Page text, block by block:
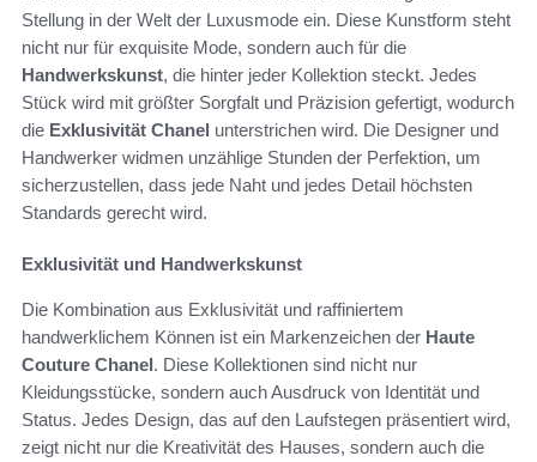
Stellung in der Welt der Luxusmode ein. Diese Kunstform steht
nicht nur für exquisite Mode, sondern auch für die
Handwerkskunst, die hinter jeder Kollektion steckt. Jedes
Stück wird mit größter Sorgfalt und Präzision gefertigt, wodurch
die Exklusivität Chanel unterstrichen wird. Die Designer und
Handwerker widmen unzählige Stunden der Perfektion, um
sicherzustellen, dass jede Naht und jedes Detail höchsten
Standards gerecht wird.
Exklusivität und Handwerkskunst
Die Kombination aus Exklusivität und raffiniertem
handwerklichem Können ist ein Markenzeichen der Haute
Couture Chanel. Diese Kollektionen sind nicht nur
Kleidungsstücke, sondern auch Ausdruck von Identität und
Status. Jedes Design, das auf den Laufstegen präsentiert wird,
zeigt nicht nur die Kreativität des Hauses, sondern auch die